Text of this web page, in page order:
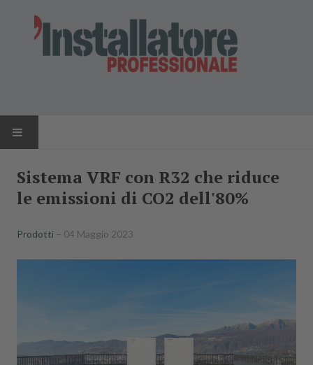
NEWS
AZIENDE
Sistema VRF con R32 che riduce
le emissioni di CO2 dell'80%
Prodotti 04 Maggio 2023